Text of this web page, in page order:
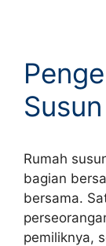
Susun
Rumah
bagian
bersama.
pemiliknya,